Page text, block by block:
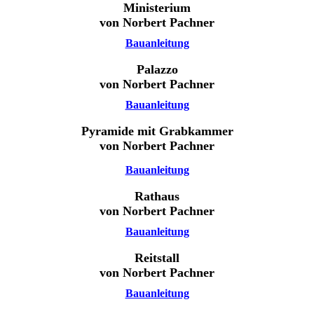
Ministerium
von Norbert Pachner
Bauanleitung
Palazzo
von Norbert Pachner
Bauanleitung
Pyramide mit Grabkammer
von Norbert Pachner
Bauanleitung
Rathaus
von Norbert Pachner
Bauanleitung
Reitstall
von Norbert Pachner
Bauanleitung